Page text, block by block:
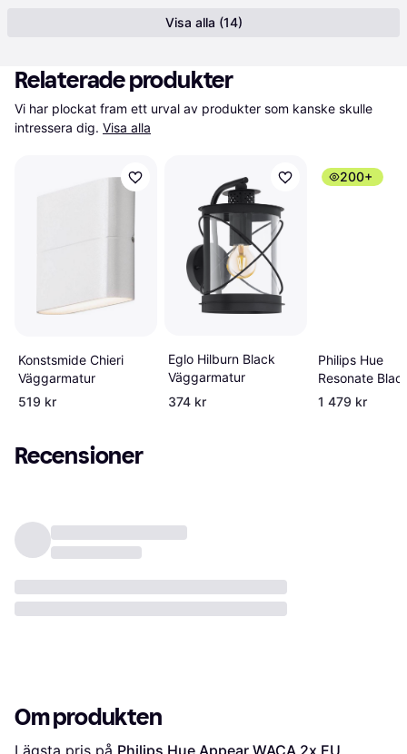
Visa alla (14)
Relaterade produkter
Vi har plockat fram ett urval av produkter som kanske skulle
intressera dig. Visa alla
Konstsmide Chieri
Väggarmatur
519 kr
Eglo Hilburn Black
Väggarmatur
374 kr
200+
Philips Hue
Resonate
Väggarmatur
1 479 kr
Recensioner
Om produkten